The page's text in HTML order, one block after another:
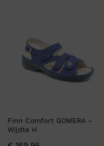
Finn Comfort GOMERA –
Wijdte H